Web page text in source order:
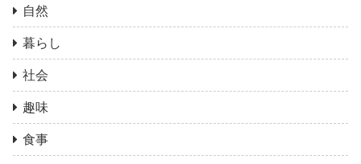
自然
暮らし
社会
趣味
食事